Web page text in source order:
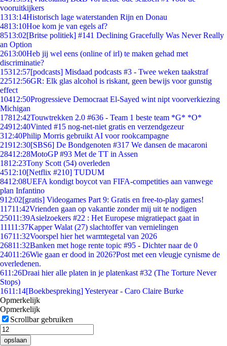
vooruitkijkers
1313:14Historisch lage waterstanden Rijn en Donau
4813:10Hoe kom je van egels af?
8513:02[Britse politiek] #141 Declining Gracefully Was Never Really
an Option
2613:00Heb jij wel eens (online of irl) te maken gehad met
discriminatie?
15312:57[podcasts] Misdaad podcasts #3 - Twee weken taakstraf
22512:56GR: Elk glas alcohol is riskant, geen bewijs voor gunstig
effect
10412:50Progressieve Democraat El-Sayed wint nipt voorverkiezing
Michigan
17812:42Touwtrekken 2.0 #636 - Team 1 beste team *G* *O*
24912:40Vinted #15 nog-net-niet gratis en verzendgezeur
312:40Philip Morris gebruikt AI voor rookcampagne
21912:30[SBS6] De Bondgenoten #317 We dansen de macaroni
28412:28MotoGP #93 Met de TT in Assen
1812:23Tony Scott (54) overleden
4512:10[Netflix #210] TUDUM
8412:08UEFA kondigt boycot van FIFA-competities aan vanwege
plan Infantino
912:02[gratis] Videogames Part 9: Gratis en free-to-play games!
11711:42Vrienden gaan op vakantie zonder mij uit te nodigen
25011:39Asielzoekers #22 : Het Europese migratiepact gaat in
11111:37Kapper Walat (27) slachtoffer van vernielingen
16711:32Voorspel hier het warmtegetal van 2026
26811:32Banken met hoge rente topic #95 - Dichter naar de 0
24011:26Wie gaan er dood in 2026?Post met een vleugje cynisme de
overledenen.
611:26Draai hier alle platen in je platenkast #32 (The Torture Never
Stops)
1611:14[Boekbespreking] Yesteryear - Caro Claire Burke
Opmerkelijk
Opmerkelijk
Scrollbar gebruiken
opslaan